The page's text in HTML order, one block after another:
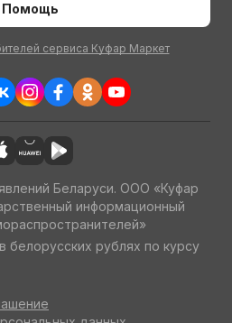
Помощь
сервиса Куфар Маркет
Беларуси. ООО «Куфар
информационный
белорусских рублях по курсу